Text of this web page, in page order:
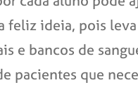
feliz ideia, pois
e bancos de
pacientes que